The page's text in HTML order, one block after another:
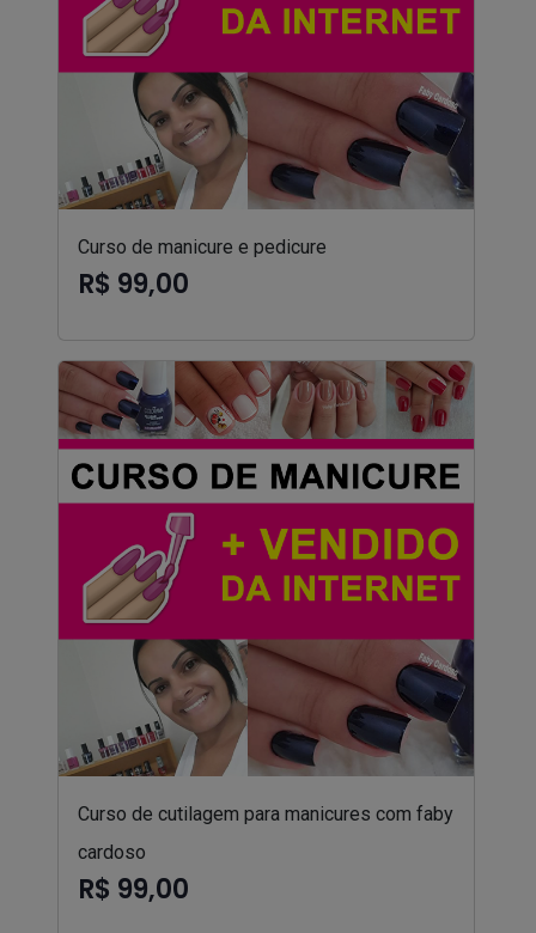
Curso de manicure e pedicure
R$ 99,00
Curso de cutilagem para manicures com faby
cardoso
R$ 99,00